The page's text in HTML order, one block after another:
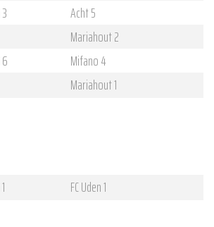
Acht 5
Mariahout 2
Mifano 4
Mariahout 1
FC Uden 1